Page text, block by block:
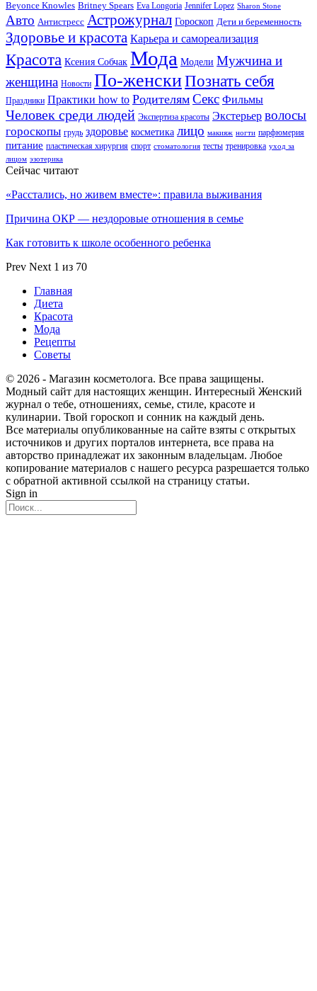
Beyonce Knowles Britney Spears Eva Longoria Jennifer Lopez Sharon Stone
Авто Антистресс Астрожурнал Гороскоп Дети и беременность
Здоровье и красота Карьера и самореализация
Красота Ксения Собчак Мода Модели Мужчина и
женщина Новости По-женскиПознать себя
Праздники Практики how to Родителям Секс Фильмы
Человек среди людей Экспертиза красоты Экстерьер волосы
гороскопы грудь здоровье косметика лицо макияж ногти парфюмерия
питание пластическая хирургия спорт стоматология тесты тренировка уход за
лицом эзотерика
Сейчас читают
«Расстались, но живем вместе»: правила выживания
Причина ОКР — нездоровые отношения в семье
Как готовить к школе особенного ребенка
Prev Next 1 из 70
Главная
Диета
Красота
Мода
Рецепты
Советы
© 2026 - Магазин косметолога. Все права защищены.
Модный сайт для настоящих женщин. Интересный Женский
журнал о тебе, отношениях, семье, стиле, красоте и
кулинарии. Твой гороскоп и сонник на каждый день.
Все материалы опубликованные на сайте взяты с открытых
источников и других порталов интернета, все права на
авторство принадлежат их законным владельцам. Любое
копирование материалов с нашего ресурса разрешается только
с обратной активной ссылкой на страницу статьи.
Sign in